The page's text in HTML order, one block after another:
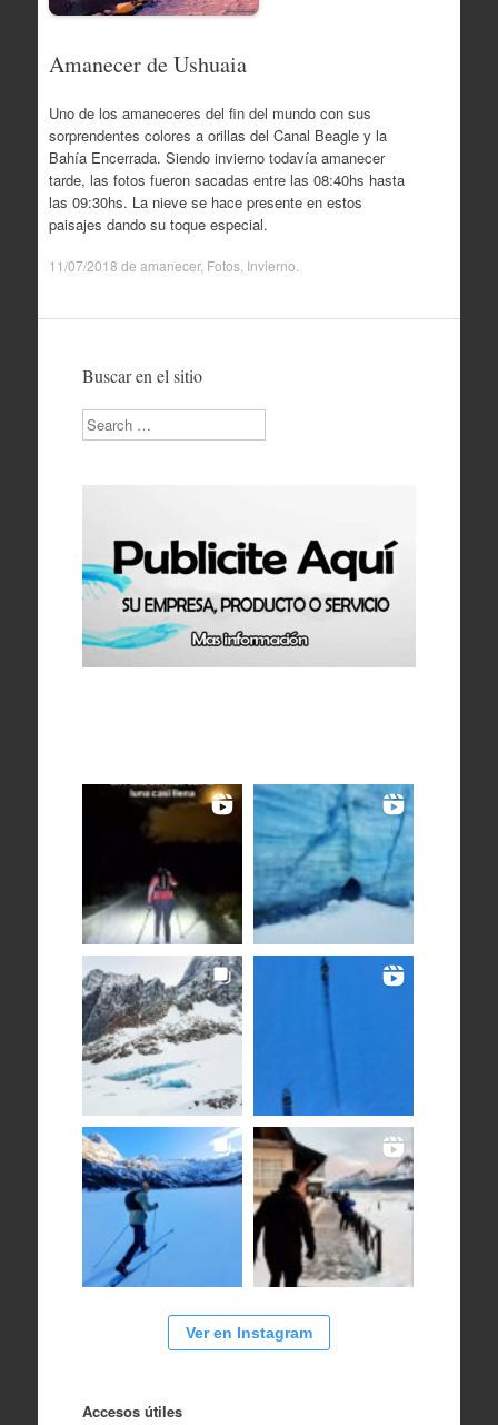
Amanecer de Ushuaia
Uno de los amaneceres del fin del mundo con sus
sorprendentes colores a orillas del Canal Beagle y la
Bahía Encerrada. Siendo invierno todavía amanecer
tarde, las fotos fueron sacadas entre las 08:40hs hasta
las 09:30hs. La nieve se hace presente en estos
paisajes dando su toque especial.
11/07/2018 de amanecer, Fotos, Invierno
Buscar en el sitio
Search
Ver en Instagram
Accesos útiles